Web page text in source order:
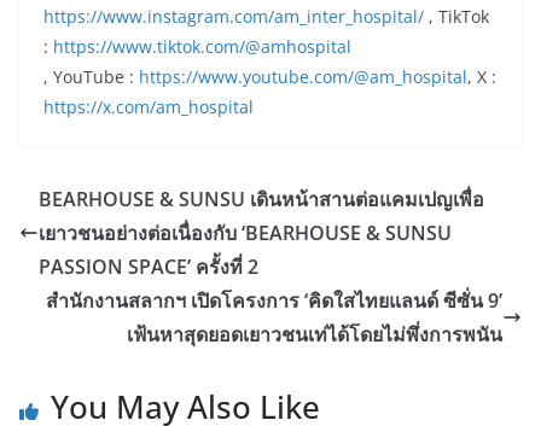
https://www.instagram.com/am_inter_hospital/ , TikTok
: https://www.tiktok.com/@amhospital
, YouTube : https://www.youtube.com/@am_hospital, X :
https://x.com/am_hospital
BEARHOUSE & SUNSU เดินหน้าสานต่อแคมเปญเพื่อ
เยาวชนอย่างต่อเนื่องกับ ‘BEARHOUSE & SUNSU
PASSION SPACE’ ครั้งที่ 2
สำนักงานสลากฯ เปิดโครงการ ‘คิดใสไทยแลนด์ ซีซั่น 9’
เฟ้นหาสุดยอดเยาวชนเท่ได้โดยไม่พึ่งการพนัน
You May Also Like